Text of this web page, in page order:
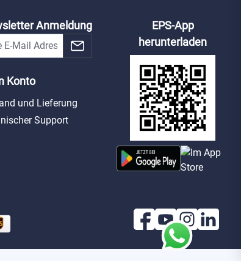
Anmeldung
Konto
und Lieferung
Support
EPS-App
herunterladen